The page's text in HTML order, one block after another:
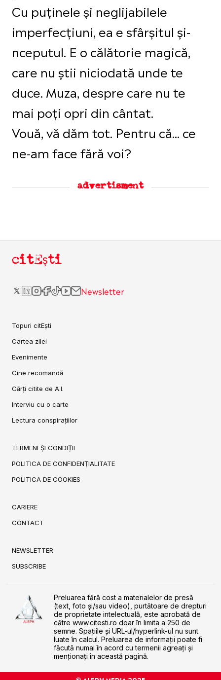
Cu puținele și neglijabilele
imperfecțiuni, ea e sfârșitul și-
nceputul. E o călătorie magică,
care nu știi niciodată unde te
duce. Muza, despre care nu te
mai poți opri din cântat.
Vouă, vă dăm tot. Pentru că... ce
ne-am face fără voi?
advertisment
citEști
Newsletter
Topuri citEști
Cartea zilei
Evenimente
Cine recomandă
Cărți citite de A.I.
Interviu cu o carte
Lectura conspirațiilor
TERMENI ȘI CONDIȚII
POLITICA DE CONFIDENȚIALITATE
POLITICA DE COOKIES
CARIERE
CONTACT
NEWSLETTER
SUBSCRIBE
Preluarea fără cost a materialelor de presă
(text, foto și/sau video), purtătoare de drepturi
de proprietate intelectuală, este aprobată de
către www.citesti.ro doar în limita a 250 de
semne. Spaţiile şi URL-ul/hyperlink-ul nu sunt
luate în calcul. Preluarea de informaţii poate fi
făcută numai în acord cu termenii agreaţi şi
menţionaţi în această pagină.